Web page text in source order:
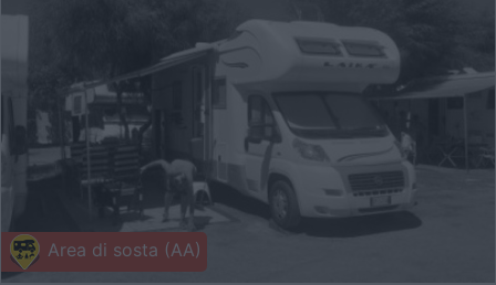
Area di sosta (AA)